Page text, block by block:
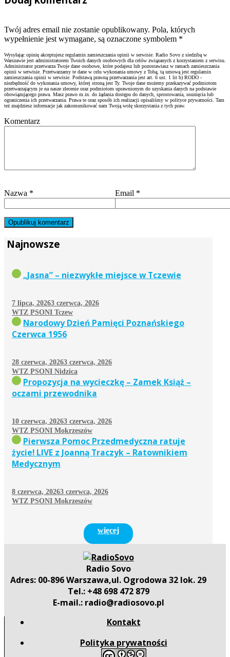
Twój adres email nie zostanie opublikowany. Pola, których
wypełnienie jest wymagane, są oznaczone symbolem *
Wysyłając opinię akceptujesz regulamin zamieszczania opinii w serwisie. Radio Sovo z siedzibą w
Warszawie jest administratorem Twoich danych osobowych dla celów związanych z korzystaniem z serwisu.
Administrator przetwarza Twoje dane osobowe, które podajesz lub pozostawiasz w ramach zamieszczania
opinii w serwisie. Przetwarzamy te dane w celu wykonania umowy z Tobą, tą umową jest regulamin
zamieszczania opinii w serwisie. Podstawą prawną przetwarzania jest art. 6 ust. 1 lit b) RODO -
niezbędność do wykonania umowy, której stroną jest Ty. Twoje dane możemy przekazywać podmiotom
przetwarzającym je na nasze zlecenie oraz podmiotom uprawnionym do uzyskania danych na podstawie
obowiązującego prawa. Masz prawo m.in. do żądania dostępu do danych, sprostowania, usunięcia lub
ograniczenia ich przetwarzania. Prawa te oraz sposób ich realizacji opisaliśmy w polityce prywatności. Tam
też znajdziesz informacje jak zakomunikować nam Twoją wolę skorzystania z tych praw.
Komentarz
Nazwa * Email *
Najnowsze
„Jasna” – niezwykłe miejsce w Tczewie
7 lipca, 20263 czerwca, 2026
WTZ PSONI Tczew
Narodowy Dzień Pamięci Poznańskiego
Czerwca 1956
28 czerwca, 20263 czerwca, 2026
WTZ PSONI Nidzica
Propozycja na wycieczkę – Zamek Książ –
oczami przewodnika
10 czerwca, 20263 czerwca, 2026
WTZ PSONI Mokrzeszów
Pierwsza Pomoc Przedmedyczna ratuje
życie! LIVE z Joanną Traczyk – Ratownikiem
Medycznym
8 czerwca, 20263 czerwca, 2026
WTZ PSONI Mokrzeszów
więcej
Radio Sovo
Adres: 00-896 Warszawa,ul. Ogrodowa 32 lok. 29
Tel.: +48 698 472 879
E-mail.: radio@radiosovo.pl
Kontakt
Polityka prywatności